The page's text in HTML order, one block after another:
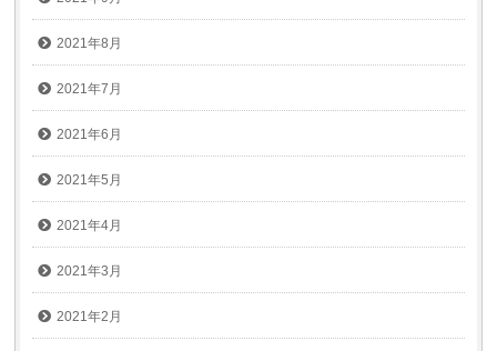
2021年8月
2021年7月
2021年6月
2021年5月
2021年4月
2021年3月
2021年2月